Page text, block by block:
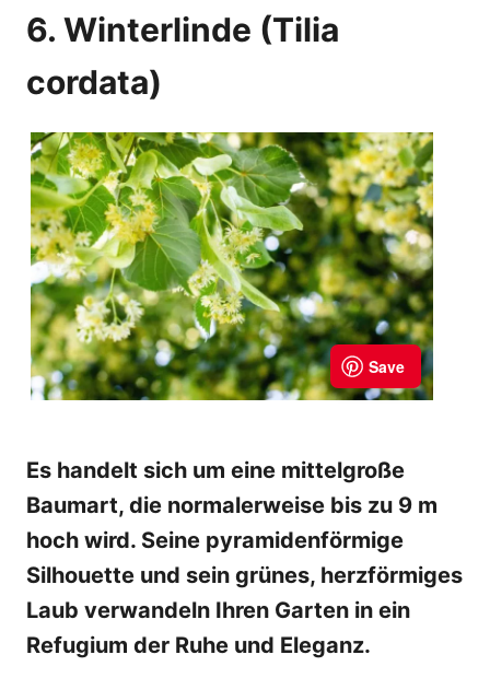
6. Winterlinde (Tilia
cordata)
Es handelt sich um eine mittelgroße
Baumart, die normalerweise bis zu 9 m
hoch wird. Seine pyramidenförmige
Silhouette und sein grünes, herzförmiges
Laub verwandeln Ihren Garten in ein
Refugium der Ruhe und Eleganz.